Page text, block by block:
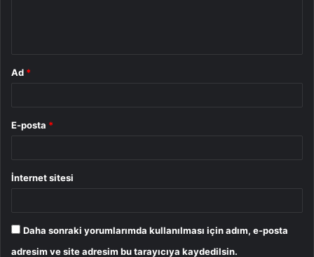
Ad *
E-posta *
İnternet sitesi
Daha sonraki yorumlarımda kullanılması için adım, e-posta
adresim ve site adresim bu tarayıcıya kaydedilsin.